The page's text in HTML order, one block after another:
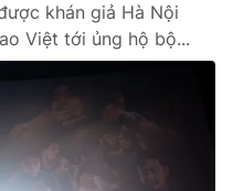
khán giả Hà Nội
Việt tới ủng hộ bộ...